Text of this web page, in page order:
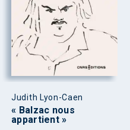
Judith Lyon-Caen
« Balzac nous
appartient »